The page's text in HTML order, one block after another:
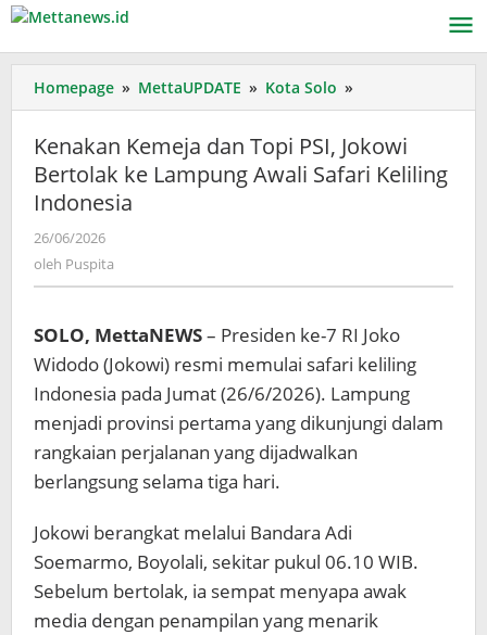
Lewati
konten
Homepage » MettaUPDATE » Kota Solo »
Kemeja
Topi
PSI,
Awali
Keliling
Indonesia
Kenakan Kemeja dan Topi PSI, Jokowi
Bertolak ke Lampung Awali Safari Keliling
Indonesia
26/06/2026
oleh Puspita
SOLO, MettaNEWS– Presiden ke-7 RI Joko
Widodo (Jokowi) resmi memulai safari keliling
Indonesia pada Jumat (26/6/2026). Lampung
menjadi provinsi pertama yang dikunjungi dalam
rangkaian perjalanan yang dijadwalkan
berlangsung selama tiga hari.
Jokowi berangkat melalui Bandara Adi
Soemarmo, Boyolali, sekitar pukul 06.10 WIB.
Sebelum bertolak, ia sempat menyapa awak
media dengan penampilan yang menarik